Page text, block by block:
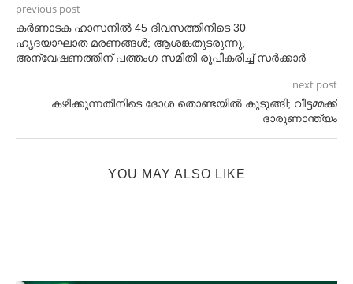
previous post
കർണാടക ഹാസനിൽ 45 ദിവസത്തിനിടെ 30
ഹൃദയാഘാത മരണങ്ങൾ; ആശങ്കതുടരുന്നു,
അന്വേഷണത്തിന് പത്തംഗ സമിതി രൂപീകരിച്ച് സർക്കാർ
next post
കഴിക്കുന്നതിനിടെ ദോശ തൊണ്ടയില്‍ കുടുങ്ങി; വീട്ടമ്മക്ക്
ദാരുണാന്ത്യം
YOU MAY ALSO LIKE